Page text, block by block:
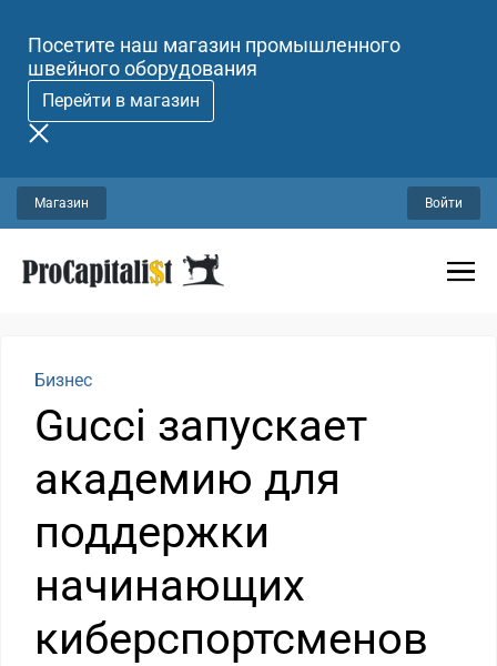
Посетите наш магазин промышленного
швейного оборудования
Перейти в магазин
Магазин Войти
Бизнес
Gucci запускает
академию для
поддержки
начинающих
киберспортсменов